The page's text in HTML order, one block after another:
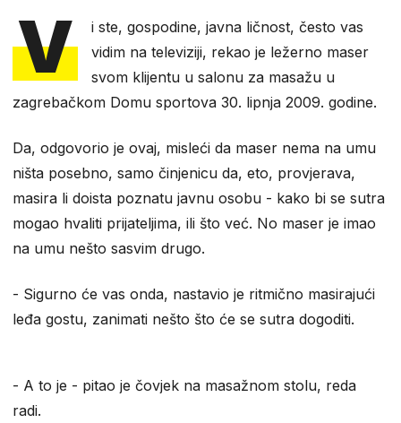
V
i ste, gospodine, javna ličnost, često vas
vidim na televiziji, rekao je ležerno maser
svom klijentu u salonu za masažu u
zagrebačkom Domu sportova 30. lipnja 2009. godine.
Da, odgovorio je ovaj, misleći da maser nema na umu
ništa posebno, samo činjenicu da, eto, provjerava,
masira li doista poznatu javnu osobu - kako bi se sutra
mogao hvaliti prijateljima, ili što već. No maser je imao
na umu nešto sasvim drugo.
- Sigurno će vas onda, nastavio je ritmično masirajući
leđa gostu, zanimati nešto što će se sutra dogoditi.
- A to je - pitao je čovjek na masažnom stolu, reda
radi.